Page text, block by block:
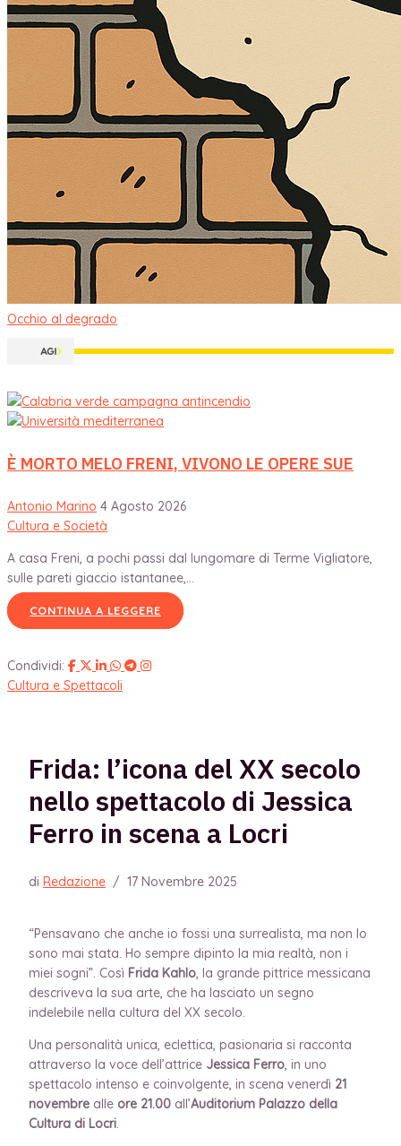
Occhio al degrado
È MORTO MELO FRENI, VIVONO LE OPERE SUE
Antonio Marino 4 Agosto 2026
Cultura e Società
A casa Freni, a pochi passi dal lungomare di Terme Vigliatore,
sulle pareti giaccio istantanee,...
CONTINUA A LEGGERE
Condividi:
Cultura e Spettacoli
Frida: l’icona del XX secolo
nello spettacolo di Jessica
Ferro in scena a Locri
di Redazione / 17 Novembre 2025
“Pensavano che anche io fossi una surrealista, ma non lo
sono mai stata. Ho sempre dipinto la mia realtà, non i
miei sogni”. Così Frida Kahlo, la grande pittrice messicana
descriveva la sua arte, che ha lasciato un segno
indelebile nella cultura del XX secolo.
Una personalità unica, eclettica, pasionaria si racconta
attraverso la voce dell’attrice Jessica Ferro, in uno
spettacolo intenso e coinvolgente, in scena venerdì 21
novembre alle ore 21.00 all’Auditorium Palazzo della
Cultura di Locri.